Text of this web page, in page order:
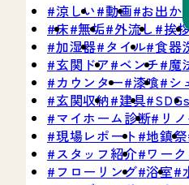
涼しい 動画 お出か
床 無垢 外流し 挨
加湿器 タイル 食器
玄関ドア ベンチ 魔
カウンター 漆喰 シ
玄関収納 建具 SDGs
マイホーム診断
リ
現場レポート 地鎮祭
スタッフ紹介 ワー
フローリング 浴室